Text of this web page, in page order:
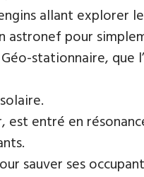
allant explorer
astronef pour
stationnaire, que
entré en
sauver ses